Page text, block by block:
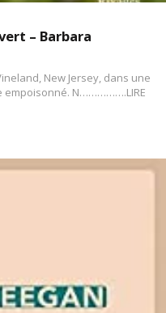
– Barbara
New Jersey, dans une
empoisonné. N…………….LIRE